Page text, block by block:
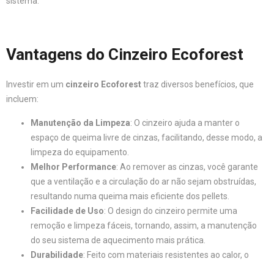
Vantagens do Cinzeiro Ecoforest
Investir em um cinzeiro Ecoforesttraz diversos benefícios, que
incluem:
Manutenção da Limpeza: O cinzeiro ajuda a manter o
espaço de queima livre de cinzas, facilitando, desse modo, a
limpeza do equipamento.
Melhor Performance: Ao remover as cinzas, você garante
que a ventilação e a circulação do ar não sejam obstruídas,
resultando numa queima mais eficiente dos pellets.
Facilidade de Uso: O design do cinzeiro permite uma
remoção e limpeza fáceis, tornando, assim, a manutenção
do seu sistema de aquecimento mais prática.
Durabilidade: Feito com materiais resistentes ao calor, o